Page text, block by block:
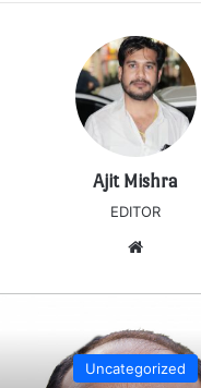
Ajit Mishra
EDITOR
Uncategorized